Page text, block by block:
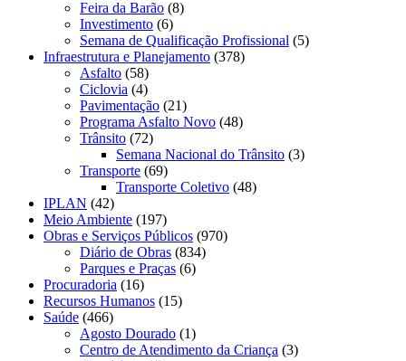
Feira da Barão (8)
Investimento (6)
Semana de Qualificação Profissional (5)
Infraestrutura e Planejamento (378)
Asfalto (58)
Ciclovia (4)
Pavimentação (21)
Programa Asfalto Novo (48)
Trânsito (72)
Semana Nacional do Trânsito (3)
Transporte (69)
Transporte Coletivo (48)
IPLAN (42)
Meio Ambiente (197)
Obras e Serviços Públicos (970)
Diário de Obras (834)
Parques e Praças (6)
Procuradoria (16)
Recursos Humanos (15)
Saúde (466)
Agosto Dourado (1)
Centro de Atendimento da Criança (3)